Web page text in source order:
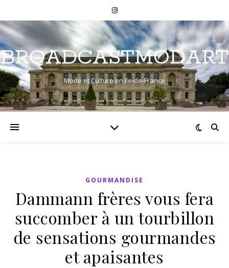
BROADCASTMODART
Mode et Culture en Ile-de-France
GOURMANDISE
Dammann frères vous fera
succomber à un tourbillon
de sensations gourmandes
et apaisantes